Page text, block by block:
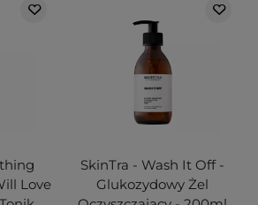
Love
SkinTra - Wash It Off -
Glukozydowy Żel